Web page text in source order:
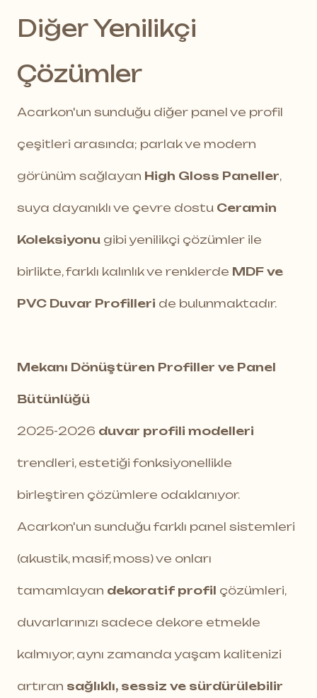
Diğer Yenilikçi
Çözümler
Acarkon'un sunduğu diğer panel ve profil
çeşitleri arasında; parlak ve modern
görünüm sağlayan High Gloss Paneller,
suya dayanıklı ve çevre dostu Ceramin
Koleksiyonu gibi yenilikçi çözümler ile
birlikte, farklı kalınlık ve renklerde MDF ve
PVC Duvar Profilleri de bulunmaktadır.
Mekanı Dönüştüren Profiller ve Panel
Bütünlüğü
2025-2026 duvar profili modelleri
trendleri, estetiği fonksiyonellikle
birleştiren çözümlere odaklanıyor.
Acarkon'un sunduğu farklı panel sistemleri
(akustik, masif, moss) ve onları
tamamlayan dekoratif profil çözümleri,
duvarlarınızı sadece dekore etmekle
kalmıyor, aynı zamanda yaşam kalitenizi
artıran sağlıklı, sessiz ve sürdürülebilir